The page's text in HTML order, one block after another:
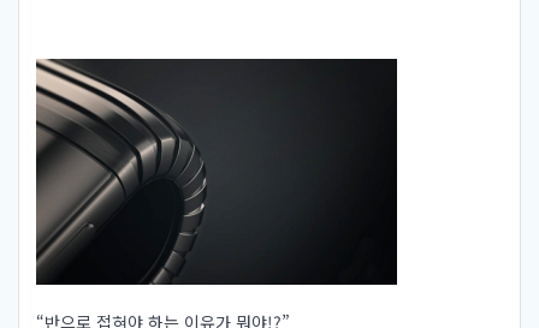
“반으로 접혀야 하는 이유가 뭐야!?”